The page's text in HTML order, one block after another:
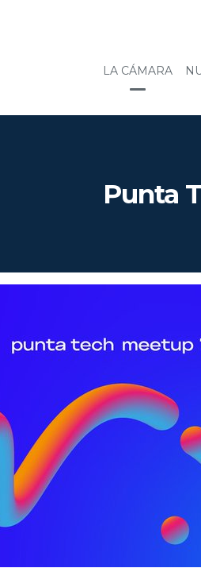
LA CÁMARA
Punta